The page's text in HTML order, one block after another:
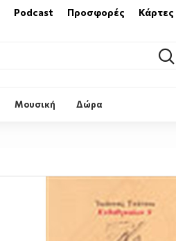
Podcast Προσφορές
Μουσική Δώρα